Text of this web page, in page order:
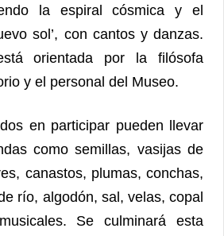
la espiral cósmica y el
sol’, con cantos y danzas.
orientada por la filósofa
y el personal del Museo.
en participar pueden llevar
como semillas, vasijas de
canastos, plumas, conchas,
río, algodón, sal, velas, copal
Se culminará esta